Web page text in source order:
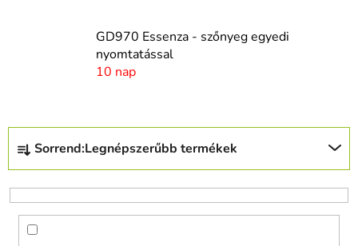
GD970 Essenza - szőnyeg egyedi
nyomtatással
10 nap
T
r
m
Sorrend:Legnépszerűbb termékek